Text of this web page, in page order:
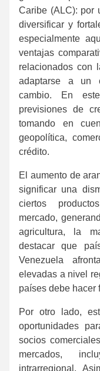
Caribe (ALC): por
diversificar y
especialmente
ventajas
relacionados con
adaptarse a un
cambio. En
previsiones de
tomando en
geopolítica,
crédito.
El aumento de
significar una
ciertos
mercado,
agricultura, la
destacar que
Venezuela
elevadas a nivel
países debe hacer
Por otro lado,
oportunidades
socios
mercados,
intrarregional.